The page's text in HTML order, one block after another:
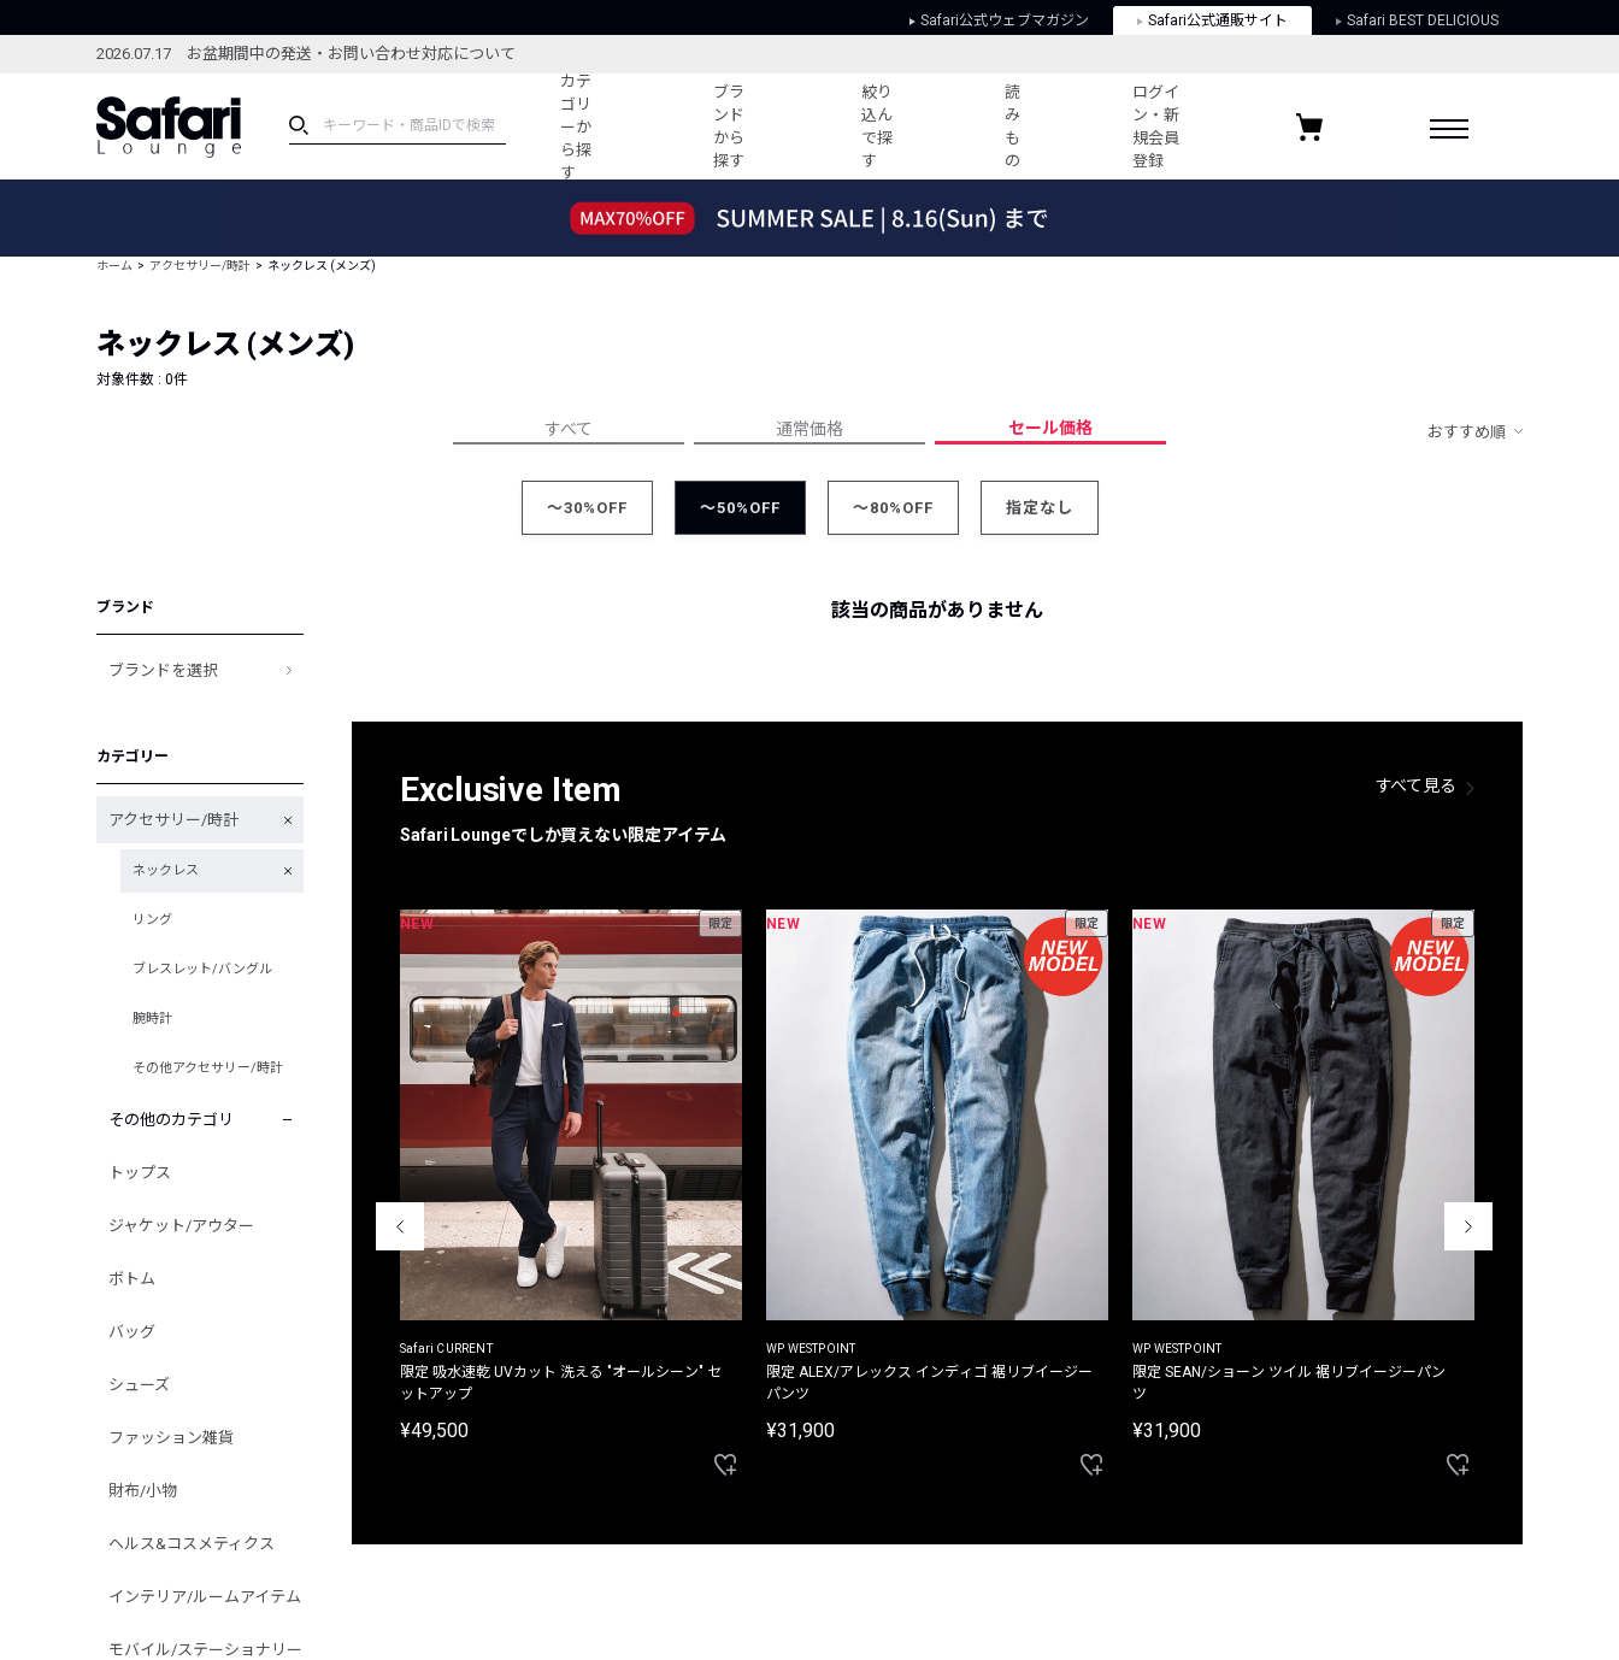
Safari公式ウェブマガジン Safari公式通販サイト Safari BEST DELICIOUS
2026.07.17 お盆期間中の発送・お問い合わせ対応について
カテ
ゴリ
ーか
ら探
す
ブラ
ンド
から
探す
絞り
込ん
で探
す
読
み
も
の
ログイ
ン・新
規会員
登録
ブランドから探す
新着アイテム
編集部のおすすめアイテム
すべての記事
人気記事ランキング
ウィークリーコーデ
プライバシーポリシー
お気に入りブランド
ホーム アクセサリー/時計 ネックレス (メンズ)
ネックレス (メンズ)
対象件数 : 0件
すべて 通常価格 セール価格 おすすめ順
～30%OFF ～50%OFF ～80%OFF 指定なし
ブランド
ブランドを選択
カテゴリー
アクセサリー/時計
ネックレス
リング
ブレスレット/バングル
腕時計
その他アクセサリー/時計
その他のカテゴリ
トップス
ジャケット/アウター
ボトム
バッグ
シューズ
ファッション雑貨
財布/小物
ヘルス&コスメティクス
インテリア/ルームアイテム
モバイル/ステーショナリー
該当の商品がありません
Exclusive Item
Safari Loungeでしか買えない限定アイテム
すべて見る
NEW 限定
Safari CURRENT
限定 吸水速乾 UVカット 洗える "オールシーン" セ
ットアップ
¥49,500
NEW 限定
WP WESTPOINT
限定 ALEX/アレックス インディゴ 裾リブイージー
パンツ
¥31,900
NEW 限定
WP WESTPOINT
限定 SEAN/ショーン ツイル 裾リブイージーパン
ツ
¥31,900